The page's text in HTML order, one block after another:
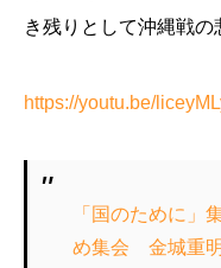
き残りとして沖縄戦の
https://youtu.be/
「国のために
め集会 金城重